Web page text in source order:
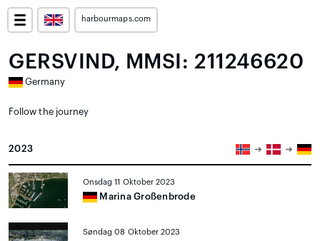
harbourmaps.com
GERSVIND, MMSI: 211246620
Germany
Follow the journey
2023
Onsdag 11 Oktober 2023
Marina Großenbrode
Søndag 08 Oktober 2023